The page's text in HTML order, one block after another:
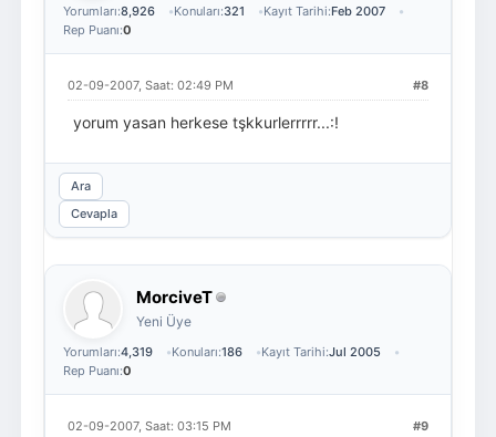
Yorumları:8,926 Konuları:321 Kayıt Tarihi:Feb 2007
Rep Puanı:0
#8
02-09-2007, Saat: 02:49 PM
yorum yasan herkese tşkkurlerrrrr...:!
Ara
Cevapla
MorciveT
Yeni Üye
Yorumları:4,319 Konuları:186 Kayıt Tarihi:Jul 2005
Rep Puanı:0
#9
02-09-2007, Saat: 03:15 PM